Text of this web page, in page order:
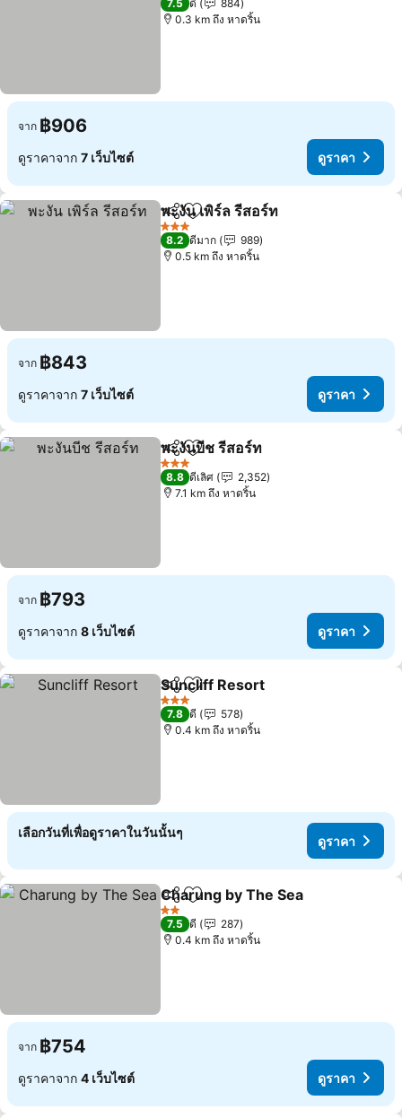
7.5 ดี
884
0.3 km ถึง หาดริ้น
จาก ฿906
ดูราคาจาก 7 เว็บไซต์ ดูราคา
แชร์ เพิ่มในรายการโปรด
พะงัน เพิร์ล รีสอร์ท
3 ดาว
8.2 ดีมาก
989
0.5 km ถึง หาดริ้น
จาก ฿843
ดูราคาจาก 7 เว็บไซต์ ดูราคา
แชร์ เพิ่มในรายการโปรด
พะงันบีช รีสอร์ท
3 ดาว
8.8 ดีเลิศ
2,352
7.1 km ถึง หาดริ้น
จาก ฿793
ดูราคาจาก 8 เว็บไซต์ ดูราคา
แชร์ เพิ่มในรายการโปรด
Suncliff Resort
3 ดาว
7.8 ดี
578
0.4 km ถึง หาดริ้น
เลือกวันที่เพื่อดูราคาในวันนั้นๆ
ดูราคา
แชร์ เพิ่มในรายการโปรด
Charung by The Sea
2 ดาว
7.5 ดี
287
0.4 km ถึง หาดริ้น
จาก ฿754
ดูราคาจาก 4 เว็บไซต์ ดูราคา